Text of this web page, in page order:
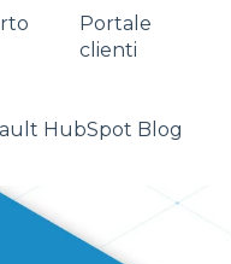
le traduzioni
Portale
clienti
HubSpot Blog